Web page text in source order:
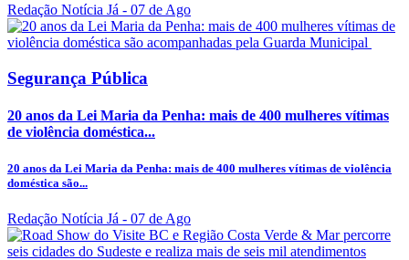
Redação Notícia Já - 07 de Ago
Segurança Pública
20 anos da Lei Maria da Penha: mais de 400 mulheres vítimas
de violência doméstica...
20 anos da Lei Maria da Penha: mais de 400 mulheres vítimas de violência
doméstica são...
Redação Notícia Já - 07 de Ago